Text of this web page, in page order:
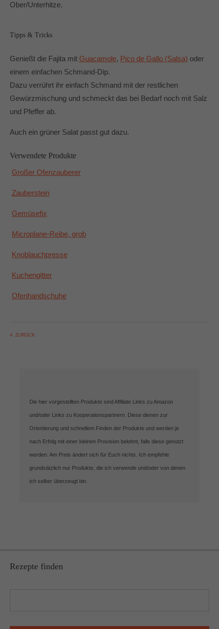
Ober/Unterhitze.
Tipps & Tricks
Genießt die Fajita mit Guacamole, Pico de Gallo (Salsa) oder
einem einfachen Schmand-Dip.
Dazu verrührt ihr einfach Schmand mit der restlichen
Gewürzmischung und schmeckt das bei Bedarf noch mit Salz
und Pfeffer ab.
Auch ein grüner Salat passt gut dazu.
Verwendete Produkte
Großer Ofenzauberer
Zauberstein
Gemüsefix
Microplane-Reibe, grob
Knoblauchpresse
Kuchengitter
Ofenhandschuhe
ZURÜCK
Die hier vorgestellten Produkte sind Affiliate Links zu Amazon
und/oder Links zu Kooperationspartnern. Diese dienen zur
Orientierung und schnellem Finden der Produkte und werden je
nach Erfolg mit einer kleinen Provision belohnt, falls diese genutzt
werden. Am Preis ändert sich für Euch nichts. Ich empfehle
grundsätzlich nur Produkte, die ich verwende und/oder von denen
ich selber überzeugt bin.
Rezepte finden